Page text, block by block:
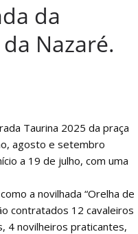
da
Nazaré.
Taurina 2025 da praça
agosto e setembro
a 19 de julho, com uma
a novilhada “Orelha de
contratados 12 cavaleiros
4 novilheiros praticantes,